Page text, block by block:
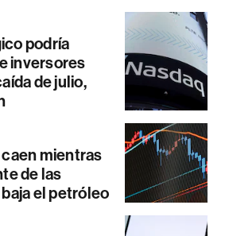
podría
inversores
de julio,
mientras
de las
el petróleo